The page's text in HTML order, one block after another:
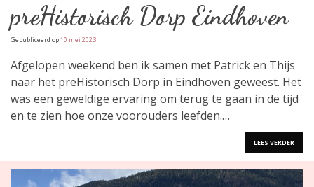
preHistorisch Dorp Eindhoven
Gepubliceerd op10 mei 2023
Afgelopen weekend ben ik samen met Patrick en Thijs
naar het preHistorisch Dorp in Eindhoven geweest. Het
was een geweldige ervaring om terug te gaan in de tijd
en te zien hoe onze voorouders leefden.…
LEES VERDER